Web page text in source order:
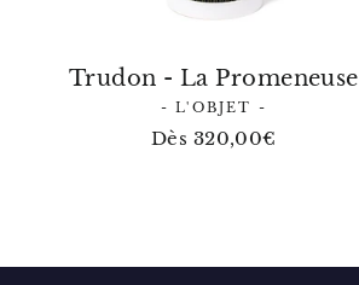
Trudon - La Promeneuse
- L'OBJET -
Dès 320,00€